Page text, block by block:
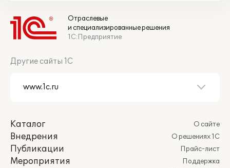
Отраслевые
и специализированные решения
1С:Предприятие
Другие сайты 1С
Каталог
Внедрения
Публикации
Мероприятия
О сайте
О решениях 1С
Прайс-лист
Поддержка